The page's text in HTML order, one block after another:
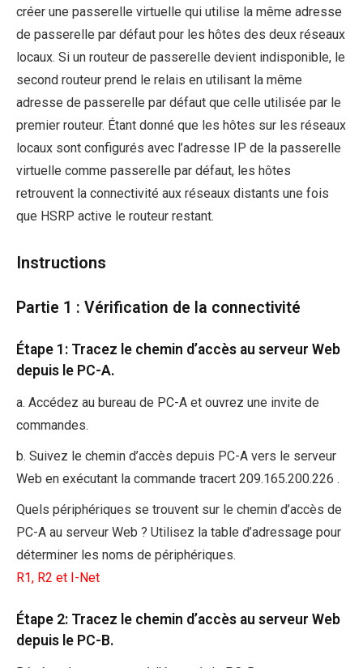
créer une passerelle virtuelle qui utilise la même adresse
de passerelle par défaut pour les hôtes des deux réseaux
locaux. Si un routeur de passerelle devient indisponible, le
second routeur prend le relais en utilisant la même
adresse de passerelle par défaut que celle utilisée par le
premier routeur. Étant donné que les hôtes sur les réseaux
locaux sont configurés avec l’adresse IP de la passerelle
virtuelle comme passerelle par défaut, les hôtes
retrouvent la connectivité aux réseaux distants une fois
que HSRP active le routeur restant.
Instructions
Partie 1 : Vérification de la connectivité
Étape 1: Tracez le chemin d’accès au serveur Web
depuis le PC-A.
a. Accédez au bureau de PC-A et ouvrez une invite de
commandes.
b. Suivez le chemin d’accès depuis PC-A vers le serveur
Web en exécutant la commande tracert 209.165.200.226 .
Quels périphériques se trouvent sur le chemin d’accès de
PC-A au serveur Web ? Utilisez la table d’adressage pour
déterminer les noms de périphériques.
R1, R2 et I-Net
Étape 2: Tracez le chemin d’accès au serveur Web
depuis le PC-B.